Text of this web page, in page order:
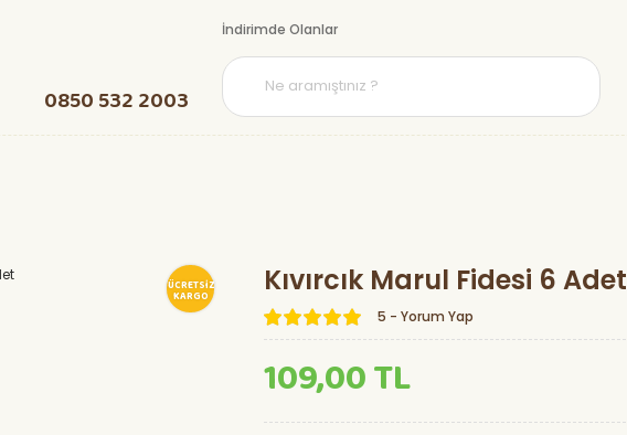
0850 532 2003
İndirimde Olanlar
ÜCRETSİZ
KARGO Kıvırcık Marul Fidesi 6 Adet
5 - Yorum Yap
109,00 TL